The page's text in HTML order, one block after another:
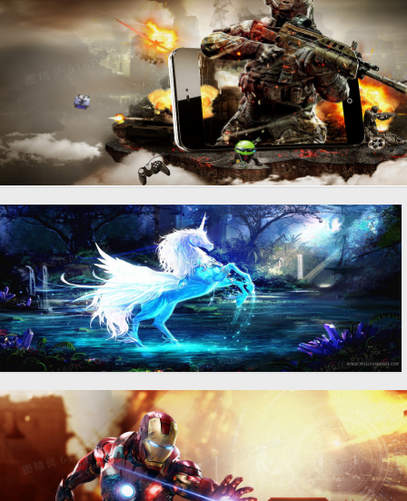
动漫炫酷手机游戏背景banner
动漫炫酷手机游戏背景 1920 × 800